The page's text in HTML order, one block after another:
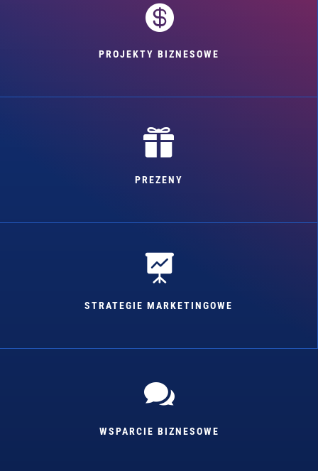

PROJEKTY BIZNESOWE

PREZENY

STRATEGIE MARKETINGOWE

WSPARCIE BIZNESOWE